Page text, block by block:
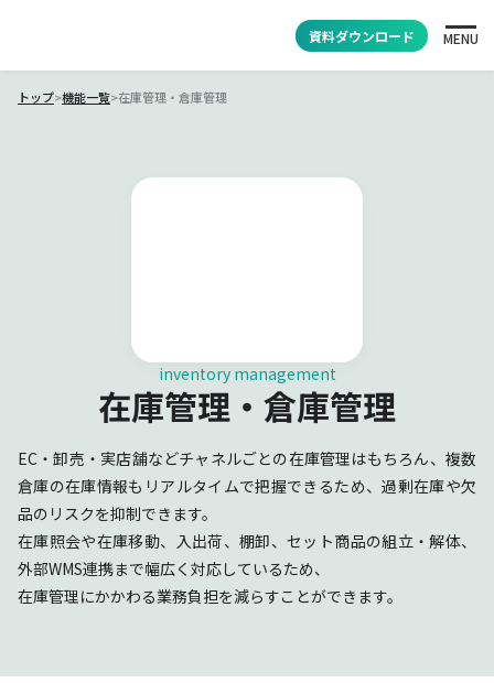
資料ダウンロード MENU
トップ>機能一覧>在庫管理・倉庫管理
inventory management
在庫管理・倉庫管理
EC・卸売・実店舗などチャネルごとの在庫管理はもちろん、複数
倉庫の在庫情報もリアルタイムで把握できるため、過剰在庫や欠
品のリスクを抑制できます。
在庫照会や在庫移動、入出荷、棚卸、セット商品の組立・解体、
外部WMS連携まで幅広く対応しているため、
在庫管理にかかわる業務負担を減らすことができます。